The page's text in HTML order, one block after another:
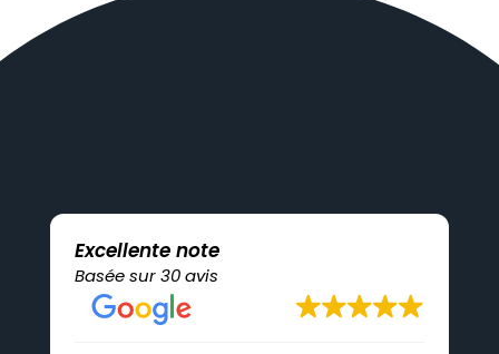
Excellente note
Basée sur 30 avis